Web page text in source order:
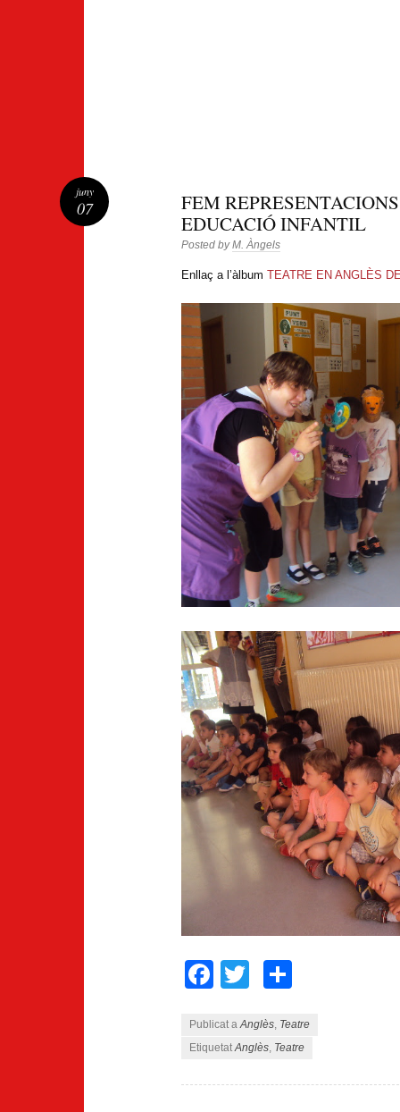
FEM
EDUCACIÓ INFANTIL
Posted byM. Àngels
Enllaç a l’àlbumTEATRE EN ANGLÈS
Facebook
Twitter
Publicat aAnglès, Teatre
EtiquetatAnglès, Teatre
juny
07